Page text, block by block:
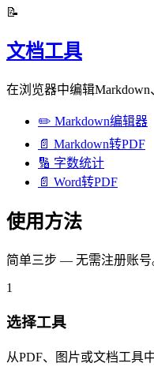
📝
文档工具
在浏览器中编辑Markdown
✏️ Markdown编辑器
📄 Markdown转PDF
🔢 字数统计
📄 Word转PDF
使用方法
简单三步 — 无需注册账号
1
选择工具
从PDF、图片或文档工具